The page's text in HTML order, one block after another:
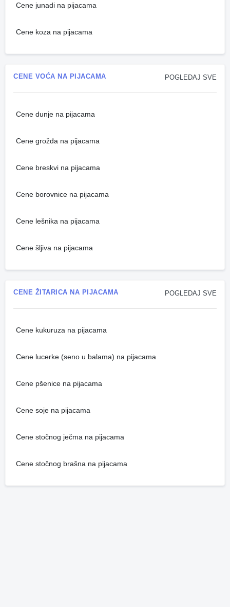
Cene junadi na pijacama
Cene koza na pijacama
POGLEDAJ SVE
CENE VOĆA NA PIJACAMA
Cene dunje na pijacama
Cene grožđa na pijacama
Cene breskvi na pijacama
Cene borovnice na pijacama
Cene lešnika na pijacama
Cene šljiva na pijacama
POGLEDAJ SVE
CENE ŽITARICA NA PIJACAMA
Cene kukuruza na pijacama
Cene lucerke (seno u balama) na pijacama
Cene pšenice na pijacama
Cene soje na pijacama
Cene stočnog ječma na pijacama
Cene stočnog brašna na pijacama